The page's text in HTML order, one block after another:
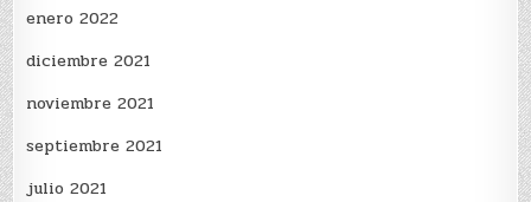
enero 2022
diciembre 2021
noviembre 2021
septiembre 2021
julio 2021